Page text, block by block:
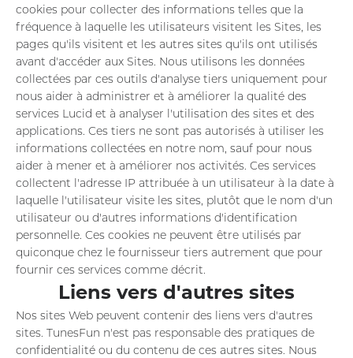
cookies pour collecter des informations telles que la
fréquence à laquelle les utilisateurs visitent les Sites, les
pages qu'ils visitent et les autres sites qu'ils ont utilisés
avant d'accéder aux Sites. Nous utilisons les données
collectées par ces outils d'analyse tiers uniquement pour
nous aider à administrer et à améliorer la qualité des
services Lucid et à analyser l'utilisation des sites et des
applications. Ces tiers ne sont pas autorisés à utiliser les
informations collectées en notre nom, sauf pour nous
aider à mener et à améliorer nos activités. Ces services
collectent l'adresse IP attribuée à un utilisateur à la date à
laquelle l'utilisateur visite les sites, plutôt que le nom d'un
utilisateur ou d'autres informations d'identification
personnelle. Ces cookies ne peuvent être utilisés par
quiconque chez le fournisseur tiers autrement que pour
fournir ces services comme décrit.
Liens vers d'autres sites
Nos sites Web peuvent contenir des liens vers d'autres
sites. TunesFun n'est pas responsable des pratiques de
confidentialité ou du contenu de ces autres sites. Nous